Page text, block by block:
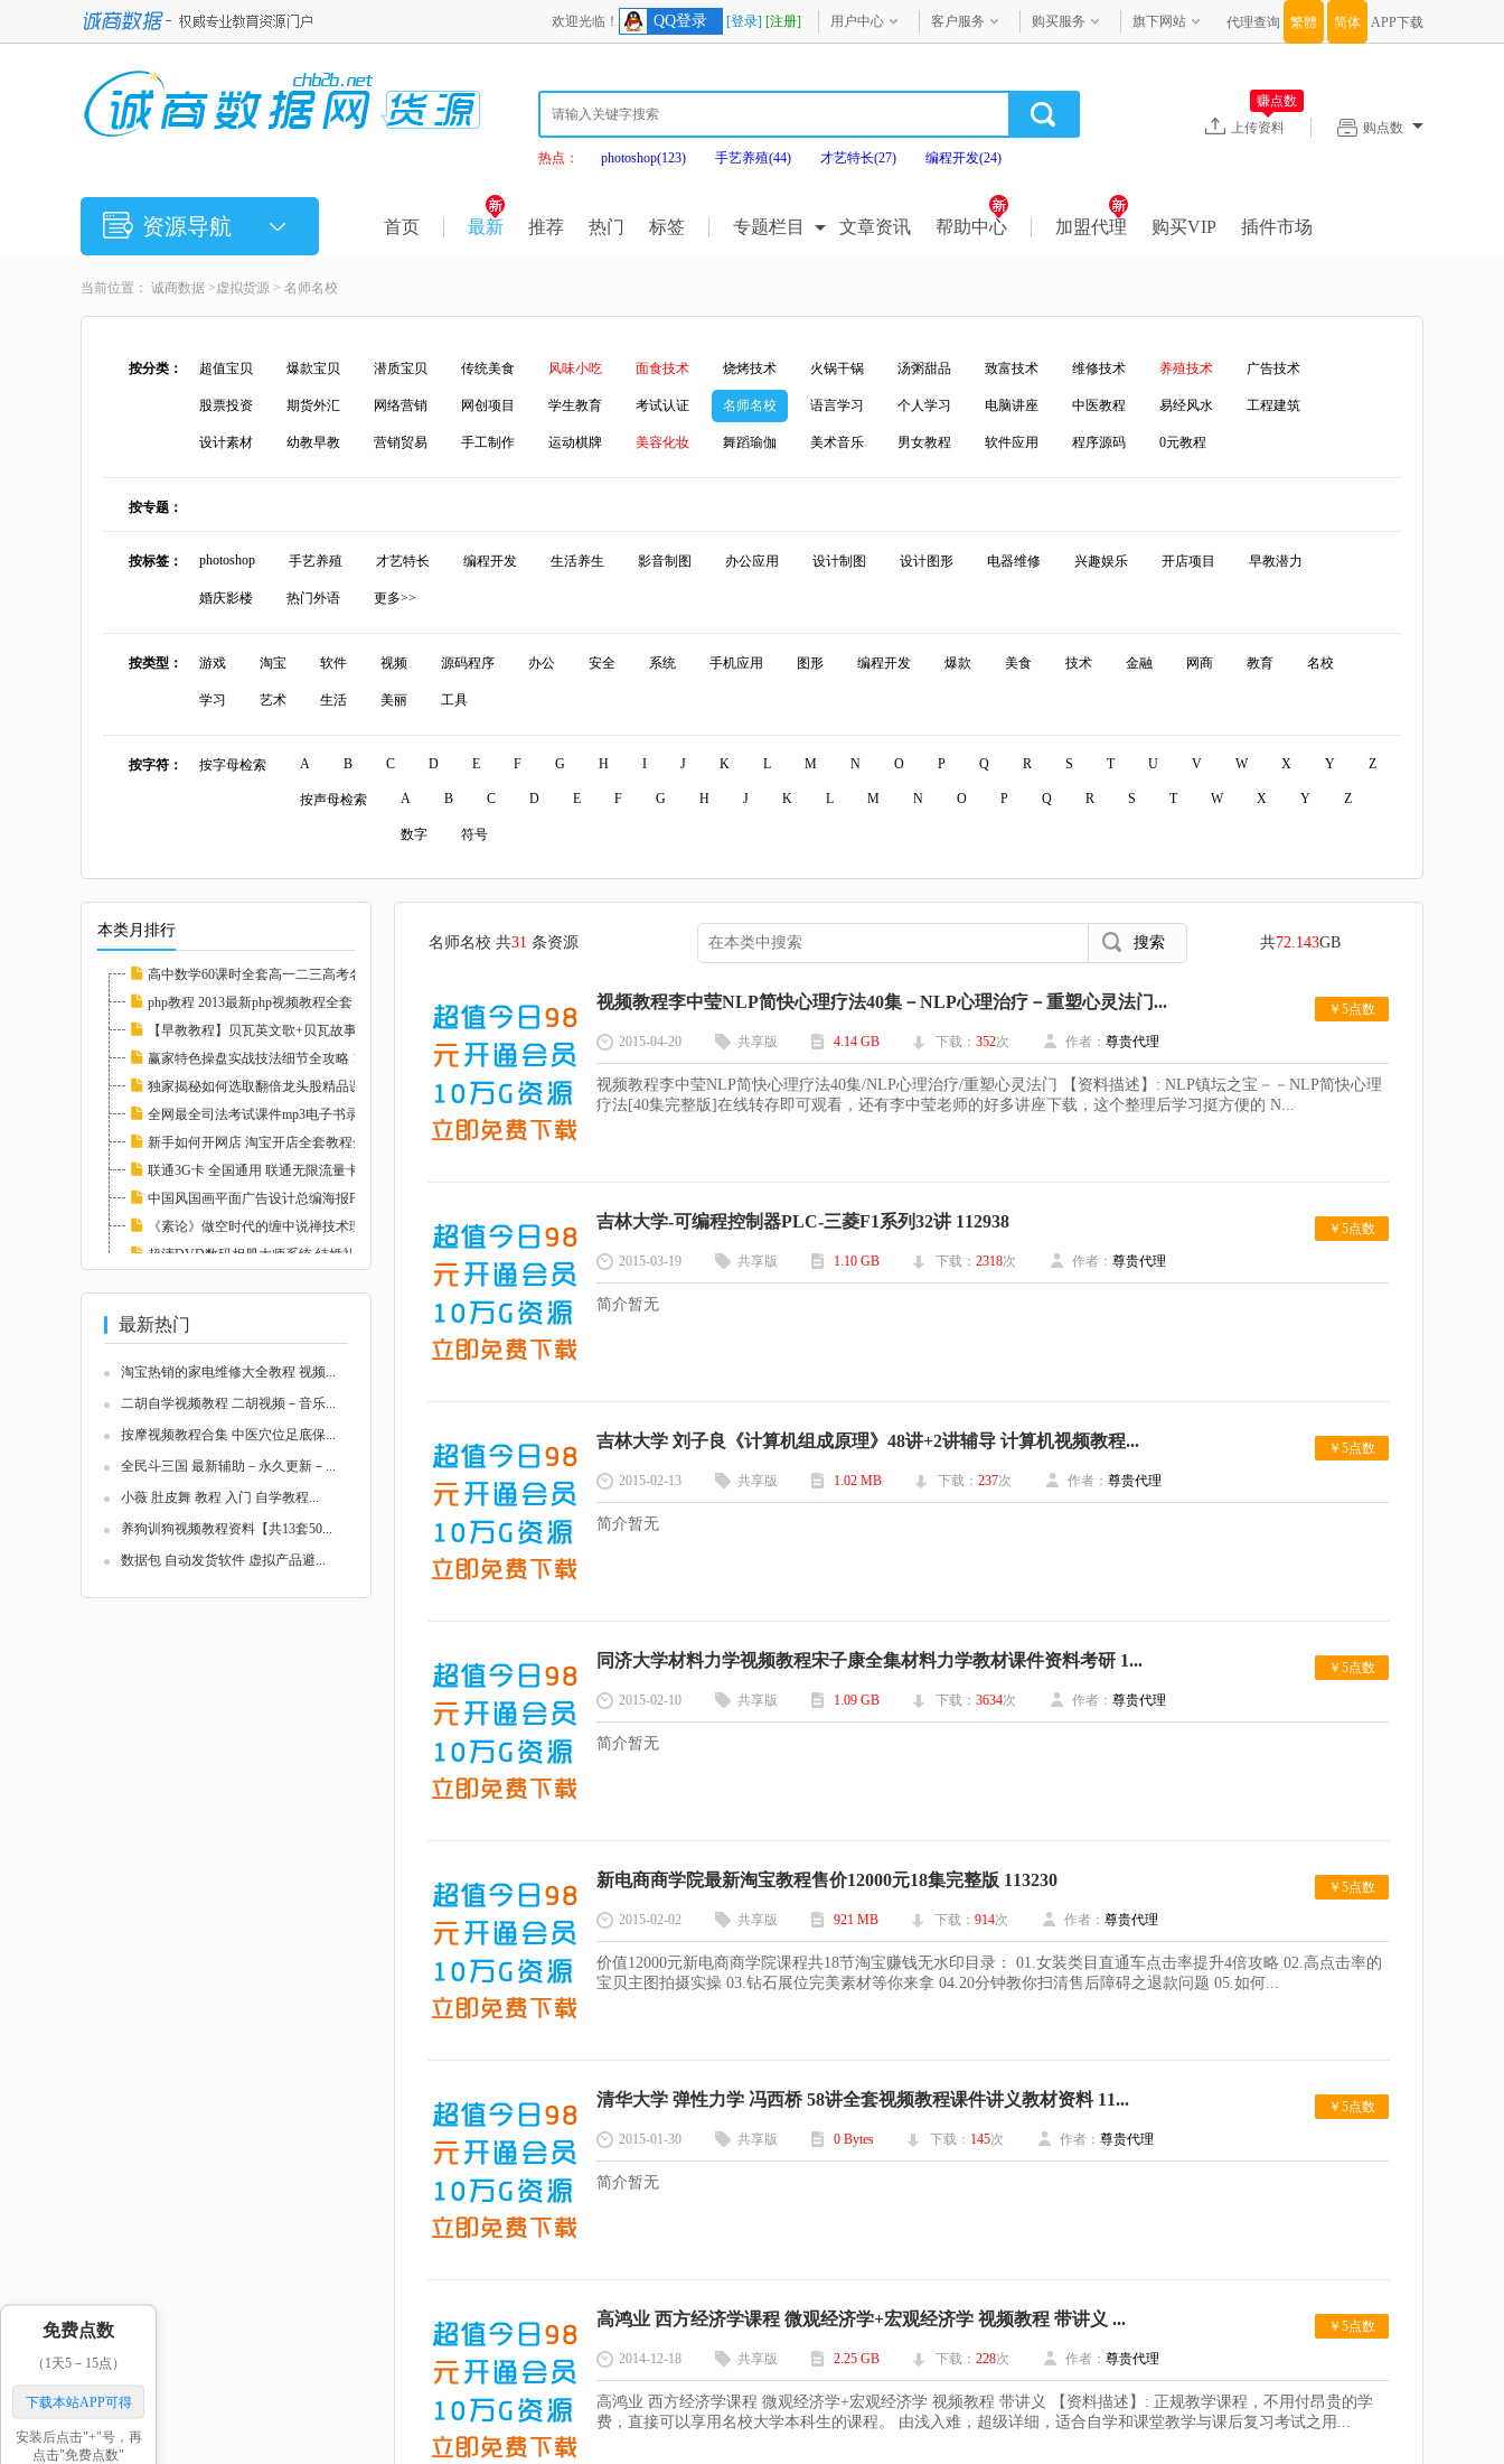
欢迎光临！ QQ登录 [登录] [注册] 用户中心 客户服务 购买服务 旗下网站 代理查询 APP下载
热点： photoshop(123) 手艺养殖(44) 才艺特长(27) 编程开发(24)
购点数
上传资料
赚点数
资源导航 首页 最新 推荐 热门 标签 专题栏目 文章资讯 帮助中心 加盟代理 购买VIP 插件市场
当前位置： 诚商数据 >虚拟货源 > 名师名校
按分类： 超值宝贝 爆款宝贝 潜质宝贝 传统美食 风味小吃 面食技术 烧烤技术 火锅干锅 汤粥甜品 致富技术 维修技术 养殖技术 广告技术
股票投资 期货外汇 网络营销 网创项目 学生教育 考试认证 名师名校 语言学习 个人学习 电脑讲座 中医教程 易经风水 工程建筑
设计素材 幼教早教 营销贸易 手工制作 运动棋牌 美容化妆 舞蹈瑜伽 美术音乐 男女教程 软件应用 程序源码 0元教程
按专题：
按标签： photoshop 手艺养殖 才艺特长 编程开发 生活养生 影音制图 办公应用 设计制图 设计图形 电器维修 兴趣娱乐 开店项目 早教潜力
婚庆影楼 热门外语 更多>>
按类型： 游戏 淘宝 软件 视频 源码程序 办公 安全 系统 手机应用 图形 编程开发 爆款 美食 技术 金融 网商 教育 名校
学习 艺术 生活 美丽 工具
按字符： 按字母检索 A B C D E F G H I J K L M N O P Q R S T U V W X Y Z
按声母检索 A B C D E F G H J K L M N O P Q R S T W X Y Z
数字 符号
本类月排行
高中数学60课时全套高一二三高考名师家教课堂...
php教程 2013最新php视频教程全套 php实例教程...
【早教教程】贝瓦英文歌+贝瓦故事+贝瓦儿歌大...
赢家特色操盘实战技法细节全攻略 112608
独家揭秘如何选取翻倍龙头股精品课程 112597
全网最全司法考试课件mp3电子书录音视频律师自...
新手如何开网店 淘宝开店全套教程全集 淘宝运...
联通3G卡 全国通用 联通无限流量卡教程 永久包...
中国风国画平面广告设计总编海报PSD分层素材图...
《素论》做空时代的缠中说禅技术理论全套 股票...
超清DVD数码相册大师系统 结婚礼3D影楼MTV视频...
电脑模拟钢琴软件－模拟钢琴乐器－电脑弹钢琴...
最新热门
淘宝热销的家电维修大全教程 视频...
二胡自学视频教程 二胡视频－音乐...
按摩视频教程合集 中医穴位足底保...
全民斗三国 最新辅助－永久更新－...
小薇 肚皮舞 教程 入门 自学教程...
养狗训狗视频教程资料【共13套50...
数据包 自动发货软件 虚拟产品避...
名师名校 共31 条资源 共72.143GB
视频教程李中莹NLP简快心理疗法40集－NLP心理治疗－重塑心灵法门...
2015-04-20 共享版 4.14 GB 下载： 352次 作者： 尊贵代理
￥5点数
视频教程李中莹NLP简快心理疗法40集/NLP心理治疗/重塑心灵法门 【资料描述】: NLP镇坛之宝－－NLP简快心理
疗法[40集完整版]在线转存即可观看，还有李中莹老师的好多讲座下载，这个整理后学习挺方便的 N...
吉林大学-可编程控制器PLC-三菱F1系列32讲 112938
2015-03-19 共享版 1.10 GB 下载： 2318次 作者： 尊贵代理
￥5点数
简介暂无
吉林大学 刘子良《计算机组成原理》48讲+2讲辅导 计算机视频教程...
2015-02-13 共享版 1.02 MB 下载： 237次 作者： 尊贵代理
￥5点数
简介暂无
同济大学材料力学视频教程宋子康全集材料力学教材课件资料考研 1...
2015-02-10 共享版 1.09 GB 下载： 3634次 作者： 尊贵代理
￥5点数
简介暂无
新电商商学院最新淘宝教程售价12000元18集完整版 113230
2015-02-02 共享版 921 MB 下载： 914次 作者： 尊贵代理
￥5点数
价值12000元新电商商学院课程共18节淘宝赚钱无水印目录： 01.女装类目直通车点击率提升4倍攻略 02.高点击率的
宝贝主图拍摄实操 03.钻石展位完美素材等你来拿 04.20分钟教你扫清售后障碍之退款问题 05.如何...
清华大学 弹性力学 冯西桥 58讲全套视频教程课件讲义教材资料 11...
2015-01-30 共享版 0 Bytes 下载： 145次 作者： 尊贵代理
￥5点数
简介暂无
高鸿业 西方经济学课程 微观经济学+宏观经济学 视频教程 带讲义 ...
2014-12-18 共享版 2.25 GB 下载： 228次 作者： 尊贵代理
￥5点数
高鸿业 西方经济学课程 微观经济学+宏观经济学 视频教程 带讲义 【资料描述】: 正规教学课程，不用付昂贵的学
费，直接可以享用名校大学本科生的课程。 由浅入难，超级详细，适合自学和课堂教学与课后复习考试之用...
免费点数
（1天5－15点）
下载本站APP可得
安装后点击"+"号，再
点击"免费点数"